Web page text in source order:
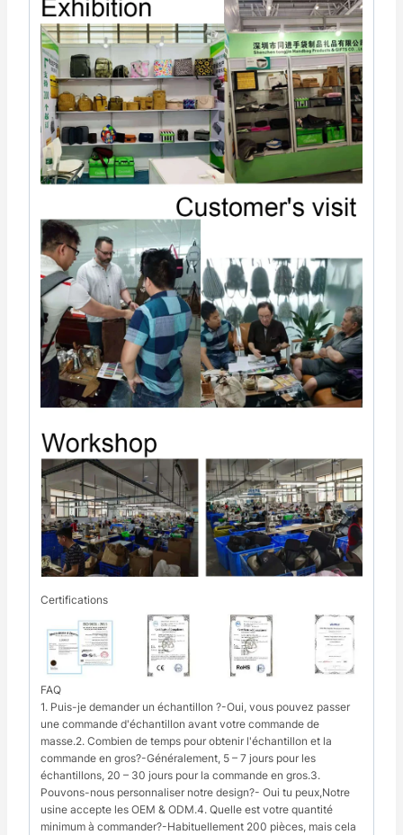
Certifications
FAQ
1. Puis-je demander un échantillon ?-Oui, vous pouvez passer
une commande d'échantillon avant votre commande de
masse.2. Combien de temps pour obtenir l'échantillon et la
commande en gros?-Généralement, 5 – 7 jours pour les
échantillons, 20 – 30 jours pour la commande en gros.3.
Pouvons-nous personnaliser notre design?- Oui tu peux,Notre
usine accepte les OEM & ODM.4. Quelle est votre quantité
minimum à commander?-Habituellement 200 pièces, mais cela